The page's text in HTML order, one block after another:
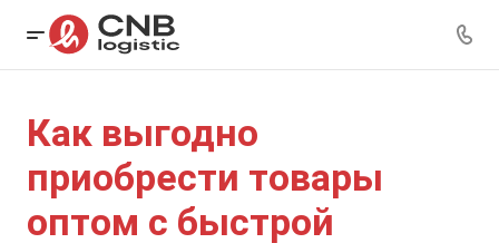
Как выгодно
приобрести товары
оптом с быстрой